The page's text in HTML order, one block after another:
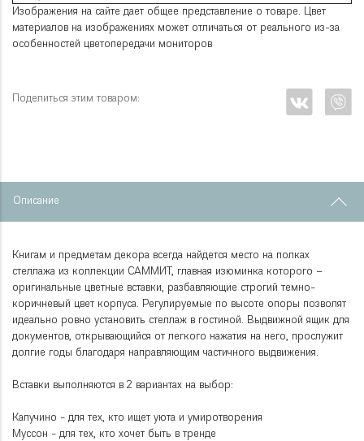
Изображения на сайте дает общее представление о товаре. Цвет
материалов на изображениях может отличаться от реального из-за
особенностей цветопередачи мониторов
Поделиться этим товаром:
Описание
Книгам и предметам декора всегда найдется место на полках
стеллажа из коллекции САММИТ, главная изюминка которого –
оригинальные цветные вставки, разбавляющие строгий темно-
коричневый цвет корпуса. Регулируемые по высоте опоры позволят
идеально ровно установить стеллаж в гостиной. Выдвижной ящик для
документов, открывающийся от легкого нажатия на него, прослужит
долгие годы благодаря направляющим частичного выдвижения.
Вставки выполняются в 2 вариантах на выбор:
Капучино - для тех, кто ищет уюта и умиротворения
Муссон - для тех, кто хочет быть в тренде